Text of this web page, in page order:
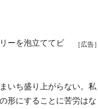
［広告］
ーを泡立ててビ
いち盛り上がらない。私
形にすることに苦労はな